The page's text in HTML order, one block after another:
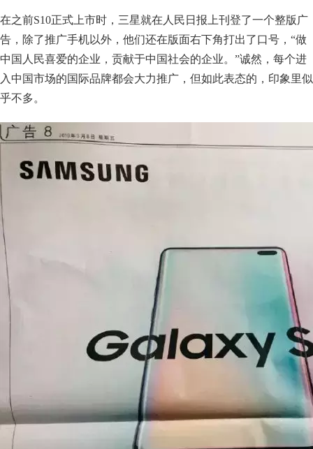
在之前S10正式上市时，三星就在人民日报上刊登了一个整版广
告，除了推广手机以外，他们还在版面右下角打出了口号，“做
中国人民喜爱的企业，贡献于中国社会的企业。”诚然，每个进
入中国市场的国际品牌都会大力推广，但如此表态的，印象里似
乎不多。